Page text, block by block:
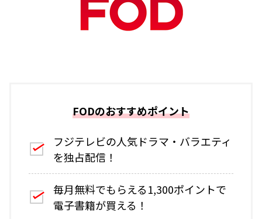
FODのおすすめポイント
フジテレビの人気ドラマ・バラエティ
を独占配信！
毎月無料でもらえる1,300ポイントで
電子書籍が買える！